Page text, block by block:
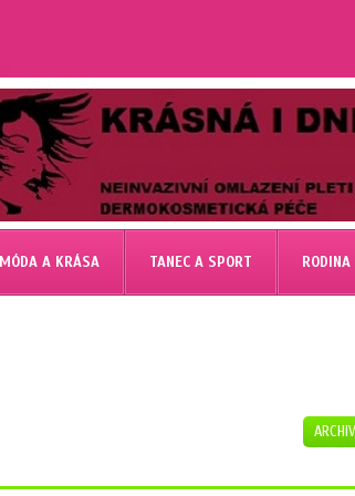
MÓDA A KRÁSA TANEC A SPORT
ARCHIV